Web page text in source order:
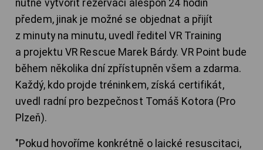
nutné vytvořit rezervaci alespoň 24 hodin
předem, jinak je možné se objednat a přijít
z minuty na minutu, uvedl ředitel VR Training
a projektu VR Rescue Marek Bárdy. VR Point bude
během několika dní zpřístupněn všem a zdarma.
Každý, kdo projde tréninkem, získá certifikát,
uvedl radní pro bezpečnost Tomáš Kotora (Pro
Plzeň).
"Pokud hovoříme konkrétně o laické resuscitaci,